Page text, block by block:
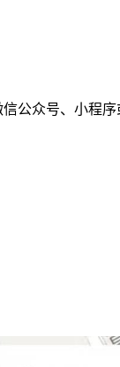
公众号、小程序